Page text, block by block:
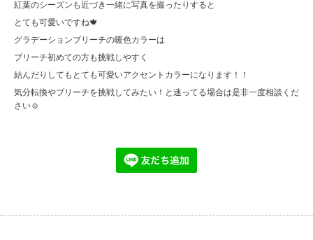
紅葉のシーズンも近づき一緒に写真を撮ったりすると
とても可愛いですね🍁
グラデーションブリーチの暖色カラーは
ブリーチ初めての方も挑戦しやすく
結んだりしてもとても可愛いアクセントカラーになります！！
気分転換やブリーチを挑戦してみたい！と迷ってる場合は是非一度相談くだ
さい☺